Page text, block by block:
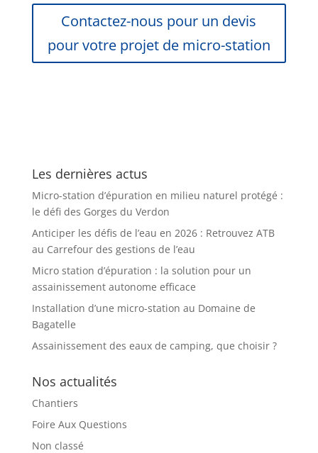
Contactez-nous pour un devis
pour votre projet de micro-station
Les dernières actus
Micro-station d’épuration en milieu naturel protégé :
le défi des Gorges du Verdon
Anticiper les défis de l’eau en 2026 : Retrouvez ATB
au Carrefour des gestions de l’eau
Micro station d’épuration : la solution pour un
assainissement autonome efficace
Installation d’une micro-station au Domaine de
Bagatelle
Assainissement des eaux de camping, que choisir ?
Nos actualités
Chantiers
Foire Aux Questions
Non classé